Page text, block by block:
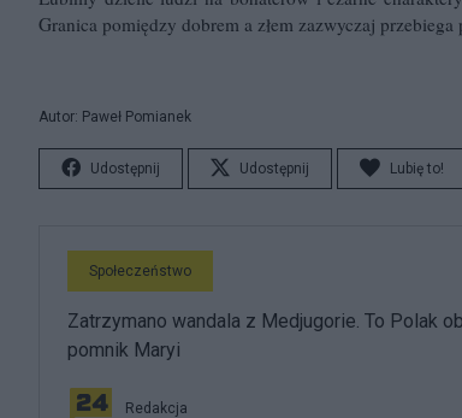
Granica pomiędzy dobrem a złem zazwyczaj
Autor: Paweł Pomianek
Udostępnij Udostępnij Lubię to!
Społeczeństwo
Zatrzymano wandala z Medjugorie. To Polak
pomnik Maryi
Redakcja